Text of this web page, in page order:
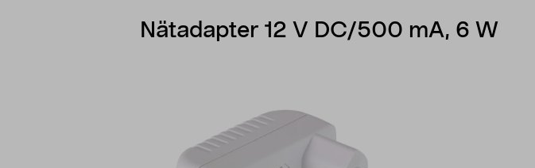
Nätadapter 12 V DC/500 mA, 6 W